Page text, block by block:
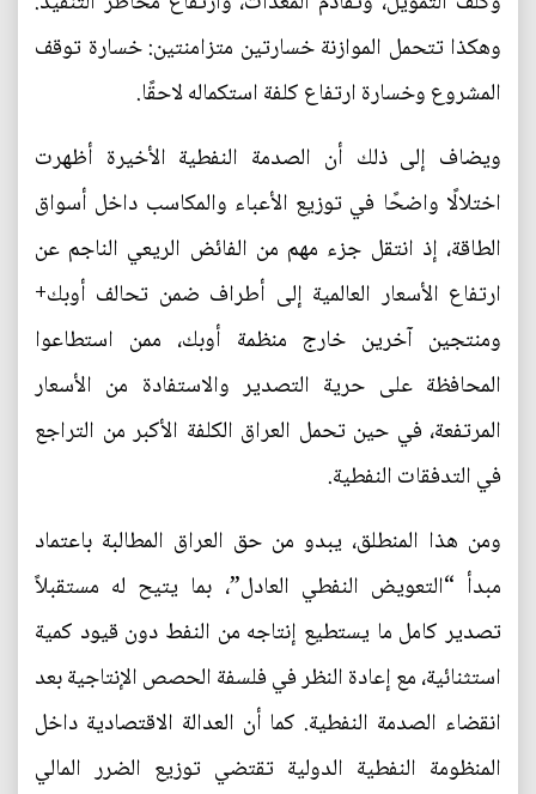
وهكذا تتحمل الموازنة خسارتين متزامنتين: خسارة توقف
المشروع وخسارة ارتفاع كلفة استكماله لاحقًا.
ويضاف إلى ذلك أن الصدمة النفطية الأخيرة أظهرت
اختلالًا واضحًا في توزيع الأعباء والمكاسب داخل أسواق
الطاقة، إذ انتقل جزء مهم من الفائض الريعي الناجم عن
ارتفاع الأسعار العالمية إلى أطراف ضمن تحالف أوبك+
ومنتجين آخرين خارج منظمة أوبك، ممن استطاعوا
المحافظة على حرية التصدير والاستفادة من الأسعار
المرتفعة، في حين تحمل العراق الكلفة الأكبر من التراجع
في التدفقات النفطية.
ومن هذا المنطلق، يبدو من حق العراق المطالبة باعتماد
مبدأ “التعويض النفطي العادل”، بما يتيح له مستقبلاً
تصدير كامل ما يستطيع إنتاجه من النفط دون قيود كمية
استثنائية، مع إعادة النظر في فلسفة الحصص الإنتاجية بعد
انقضاء الصدمة النفطية. كما أن العدالة الاقتصادية داخل
المنظومة النفطية الدولية تقتضي توزيع الضرر المالي